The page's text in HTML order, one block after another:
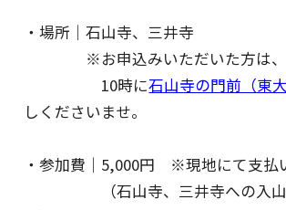
・場所｜石山寺、三井寺
※お申込みいただいた方は、
10時に石山寺の門前（東大
しくださいませ。
・参加費｜5,000円 ※現地にて支払
（石山寺、三井寺への入山